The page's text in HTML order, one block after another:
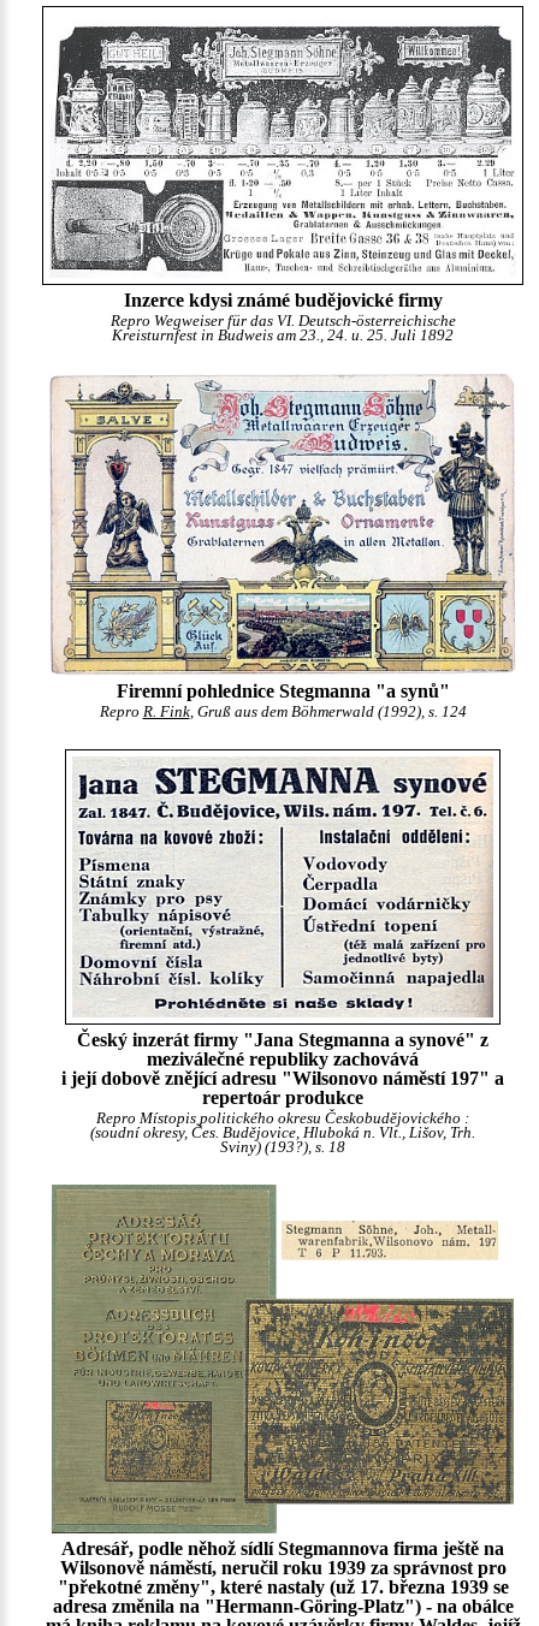
Inzerce kdysi známé budějovické firmy
Repro Wegweiser für das VI. Deutsch-österreichische
Kreisturnfest in Budweis am 23., 24. u. 25. Juli 1892
Firemní pohlednice Stegmanna "a synů"
Repro R. Fink, Gruß aus dem Böhmerwald (1992), s. 124
Český inzerát firmy "Jana Stegmanna a synové" z
meziválečné republiky zachovává
i její dobově znějící adresu "Wilsonovo náměstí 197" a
repertoár produkce
Repro Místopis politického okresu Českobudějovického :
(soudní okresy, Čes. Budějovice, Hluboká n. Vlt., Lišov, Trh.
Sviny) (193?), s. 18
Adresář, podle něhož sídlí Stegmannova firma ještě na
Wilsonově náměstí, neručil roku 1939 za správnost pro
"překotné změny", které nastaly (už 17. března 1939 se
adresa změnila na "Hermann-Göring-Platz") - na obálce